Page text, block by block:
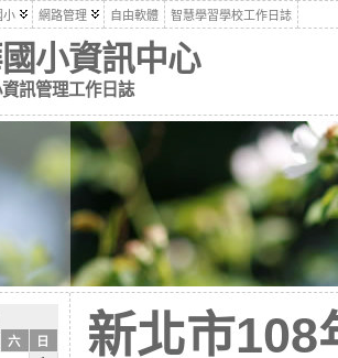
小 網路管理 自由軟體 智慧學習學校工作日誌
小資訊中心
訊管理工作日誌
六
日
新北市108